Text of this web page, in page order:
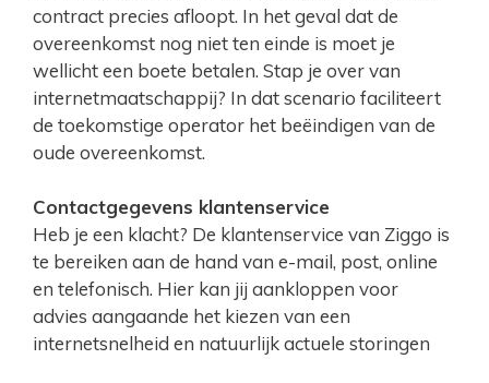
contract precies afloopt. In het geval dat de
overeenkomst nog niet ten einde is moet je
wellicht een boete betalen. Stap je over van
internetmaatschappij? In dat scenario faciliteert
de toekomstige operator het beëindigen van de
oude overeenkomst.
Contactgegevens klantenservice
Heb je een klacht? De klantenservice van Ziggo is
te bereiken aan de hand van e-mail, post, online
en telefonisch. Hier kan jij aankloppen voor
advies aangaande het kiezen van een
internetsnelheid en natuurlijk actuele storingen